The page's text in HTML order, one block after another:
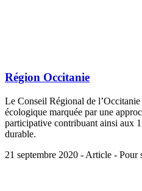
Région Occitanie
Le Conseil Régional de
écologique marquée par une
participative contribuant ainsi aux
durable.
21 septembre 2020 - Article - Pour